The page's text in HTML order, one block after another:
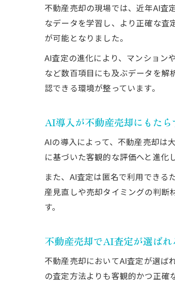
不動産売却の現場では、近年AI査
なデータを学習し、より正確な査
が可能となりました。
AI査定の進化により、マンション
など数百項目にも及ぶデータを
認できる環境が整っています。
AI導入が不動産売却にもたら
AIの導入によって、不動産売却は
に基づいた客観的な評価へと進化
また、AI査定は匿名で利用できる
産見直しや売却タイミングの判断
す。
不動産売却でAI査定が選ば
不動産売却においてAI査定が選ば
の査定方法よりも客観的かつ正確